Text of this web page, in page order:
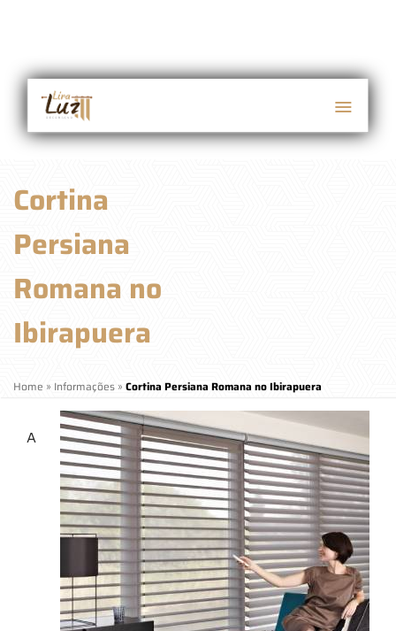
Cortina
Persiana
Romana no
Ibirapuera
Home » Informações » Cortina Persiana Romana no Ibirapuera
A